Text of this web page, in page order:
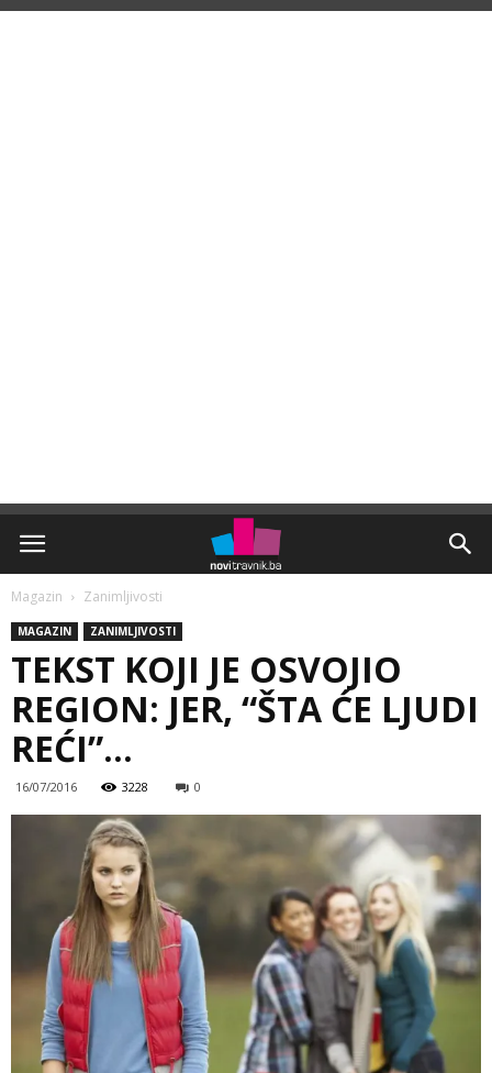
Magazin Zanimljivosti
MAGAZIN ZANIMLJIVOSTI
TEKST KOJI JE OSVOJIO
REGION: JER, “ŠTA ĆE LJUDI
REĆI”…
16/07/2016 3228 0